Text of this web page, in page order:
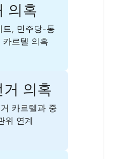
의혹
트, 민주당-통
카르텔 의혹
의혹
카르텔과 중
위 연계